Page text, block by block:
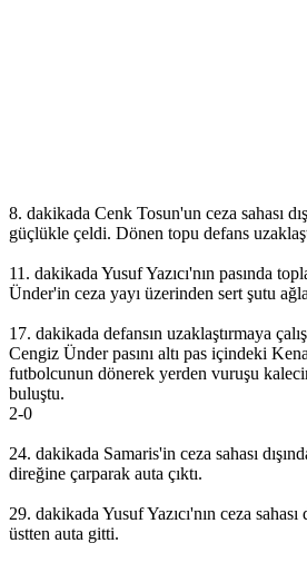
8. dakikada Cenk Tosun'un ceza sahası
güçlükle çeldi. Dönen topu defans
11. dakikada Yusuf Yazıcı'nın pasında
Ünder'in ceza yayı üzerinden sert şutu
17. dakikada defansın uzaklaştırmaya
Cengiz Ünder pasını altı pas içindeki
futbolcunun dönerek yerden vuruşu
buluştu.
2-0
24. dakikada Samaris'in ceza sahası
direğine çarparak auta çıktı.
29. dakikada Yusuf Yazıcı'nın ceza
üstten auta gitti.